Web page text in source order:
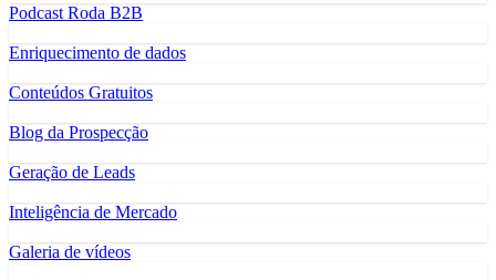
Podcast Roda B2B
Enriquecimento de dados
Conteúdos Gratuitos
Blog da Prospecção
Geração de Leads
Inteligência de Mercado
Galeria de vídeos